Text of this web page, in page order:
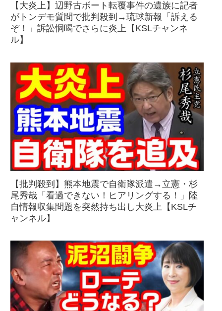
【大炎上】辺野古ボート転覆事件の遺族に記者
がトンデモ質問で批判殺到→琉球新報「訴える
ぞ！」訴訟恫喝でさらに炎上【KSLチャンネ
ル】
【批判殺到】熊本地震で自衛隊派遣→立憲・杉
尾秀哉「看過できない！ヒアリングする！」陸
自情報収集問題を突然持ち出し大炎上【KSLチ
ャンネル】